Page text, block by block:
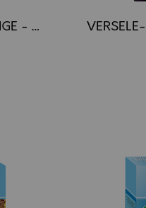
VERSELE-LAGA - PRESTIGE - Perruches